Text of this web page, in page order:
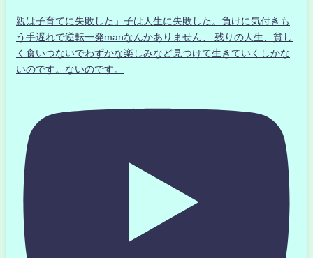
親は子育てに失敗した」子は人生に失敗した。負けに気付きも
う手遅れで逆転一発manなんかありません、 残りの人生、貧し
く食いつないでわずかな楽しみなど見つけて生きていくしかな
いのです。ないのです。